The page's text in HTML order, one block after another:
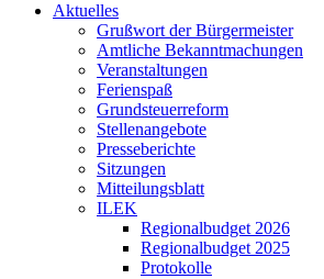
Aktuelles
Grußwort der Bürgermeister
Amtliche Bekanntmachungen
Veranstaltungen
Ferienspaß
Grundsteuerreform
Stellenangebote
Presseberichte
Sitzungen
Mitteilungsblatt
ILEK
Regionalbudget 2026
Regionalbudget 2025
Protokolle